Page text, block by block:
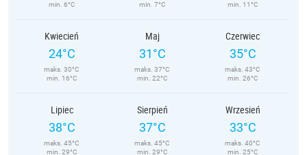
min. 6°C
min. 7°C
min. 11°C
Kwiecień
24°C
maks. 30°C
min. 16°C
Maj
31°C
maks. 37°C
min. 22°C
Czerwiec
35°C
maks. 43°C
min. 26°C
Lipiec
38°C
maks. 45°C
min. 29°C
Sierpień
37°C
maks. 45°C
min. 29°C
Wrzesień
33°C
maks. 40°C
min. 25°C